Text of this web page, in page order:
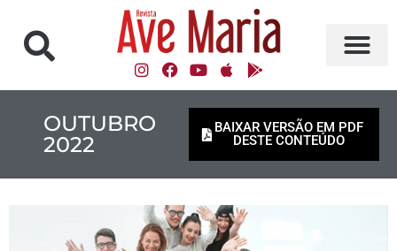
OUTUBRO
2022
BAIXAR VERSÃO EM PDF
DESTE CONTEÚDO